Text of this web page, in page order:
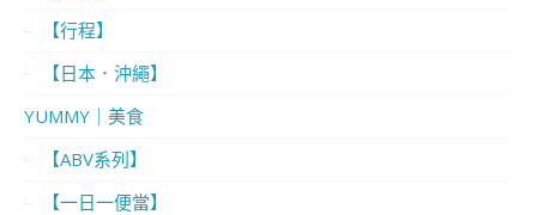
【行程】
【日本．沖繩】
YUMMY｜美食
【ABV系列】
【一日一便當】